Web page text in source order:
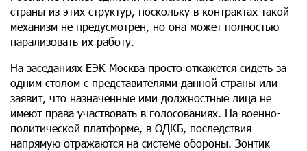
страны из этих структур, поскольку в контрактах такой
механизм не предусмотрен, но она может полностью
парализовать их работу.
На заседаниях ЕЭК Москва просто откажется сидеть за
одним столом с представителями данной страны или
заявит, что назначенные ими должностные лица не
имеют права участвовать в голосованиях. На военно-
политической платформе, в ОДКБ, последствия
напрямую отражаются на системе обороны. Зонтик